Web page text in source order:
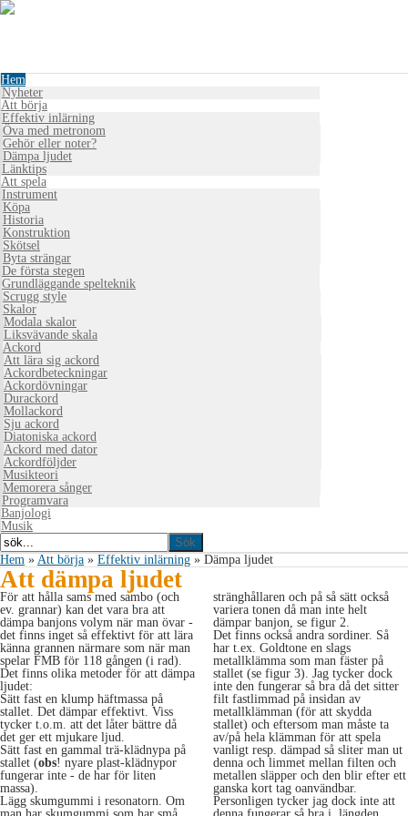
Hem
Nyheter
Att börja
Effektiv inlärning
Öva med metronom
Gehör eller noter?
Dämpa ljudet
Länktips
Att spela
Instrument
Köpa
Historia
Konstruktion
Skötsel
Byta strängar
De första stegen
Grundläggande spelteknik
Scrugg style
Skalor
Modala skalor
Liksvävande skala
Ackord
Att lära sig ackord
Ackordbeteckningar
Ackordövningar
Durackord
Mollackord
Sju ackord
Diatoniska ackord
Ackord med dator
Ackordföljder
Musikteori
Memorera sånger
Programvara
Banjologi
Musik
Hem » Att börja » Effektiv inlärning » Dämpa ljudet
Att dämpa ljudet
För att hålla sams med sambo (och
ev. grannar) kan det vara bra att
dämpa banjons volym när man övar -
det finns inget så effektivt för att lära
känna grannen närmare som när man
spelar FMB för 118 gången (i rad).
Det finns olika metoder för att dämpa
ljudet:
Sätt fast en klump häftmassa på
stallet. Det dämpar effektivt. Viss
tycker t.o.m. att det låter bättre då
det ger ett mjukare ljud.
Sätt fast en gammal trä-klädnypa på
stallet (obs! nyare plast-klädnypor
fungerar inte - de har för liten
massa).
Lägg skumgummi i resonatorn. Om
stränghållaren och på så sätt också
variera tonen då man inte helt
dämpar banjon, se figur 2.
Det finns också andra sordiner. Så
har t.ex. Goldtone en slags
metallklämma som man fäster på
stallet (se figur 3). Jag tycker dock
inte den fungerar så bra då det sitter
filt fastlimmad på insidan av
metallklämman (för att skydda
stallet) och eftersom man måste ta
av/på hela klämman för att spela
vanligt resp. dämpad så sliter man ut
denna och limmet mellan filten och
metallen släpper och den blir efter ett
ganska kort tag oanvändbar.
Personligen tycker jag dock inte att